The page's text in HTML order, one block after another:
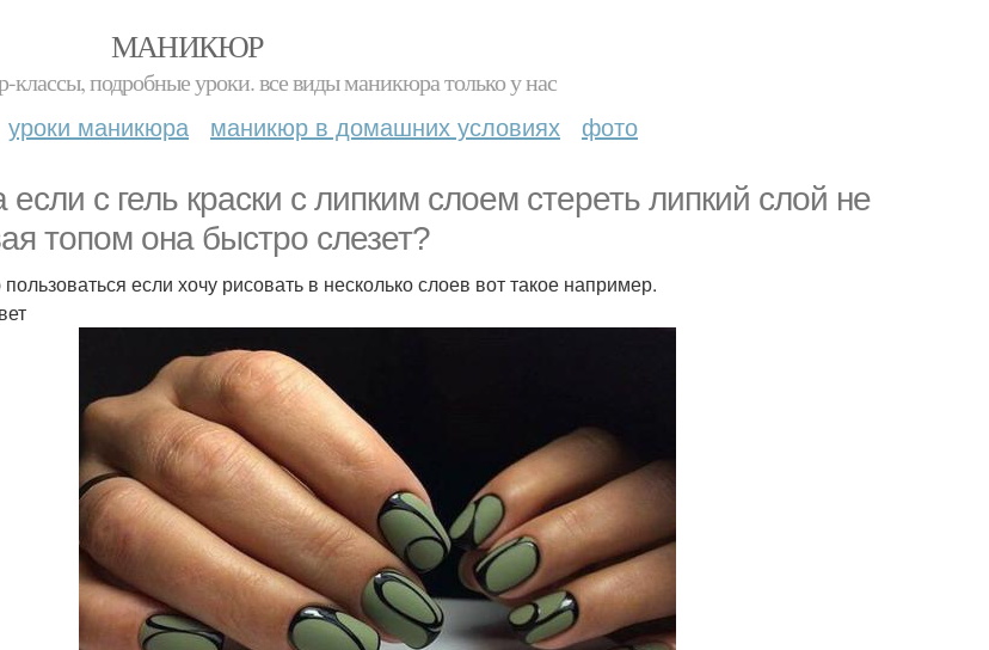
МАНИКЮР
классы, подробные уроки. все виды маникюра только у нас
уроки маникюра маникюр в домашних условиях фото
если с гель краски с липким слоем стереть липкий слой не
топом она быстро слезет?
если хочу рисовать в несколько слоев вот такое например.